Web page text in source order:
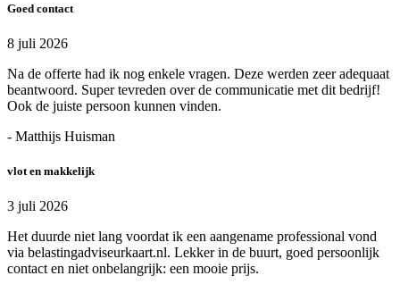
Goed contact
8 juli 2026
Na de offerte had ik nog enkele vragen. Deze werden zeer adequaat
beantwoord. Super tevreden over de communicatie met dit bedrijf!
Ook de juiste persoon kunnen vinden.
- Matthijs Huisman
vlot en makkelijk
3 juli 2026
Het duurde niet lang voordat ik een aangename professional vond
via belastingadviseurkaart.nl. Lekker in de buurt, goed persoonlijk
contact en niet onbelangrijk: een mooie prijs.